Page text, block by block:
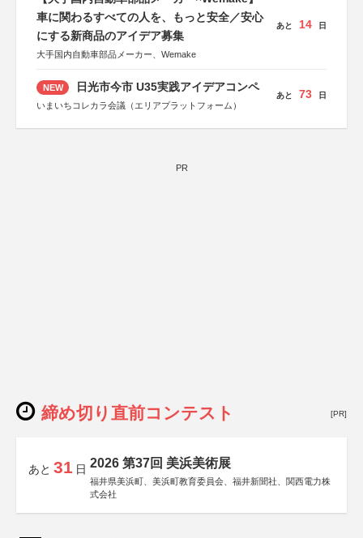
車に関わるすべての人を、もっと安全／安心
にする新商品のアイデア募集
大手国内自動車部品メーカー、Wemake
あと 14 日
NEW 日光市今市 U35実践アイデアコンペ
いまいちコレカラ会議（エリアプラットフォーム）
あと 73 日
PR
締め切り直前コンテスト [PR]
あと 31 日 2026 第37回 美浜美術展
福井県美浜町、美浜町教育委員会、福井新聞社、関西電力株
式会社